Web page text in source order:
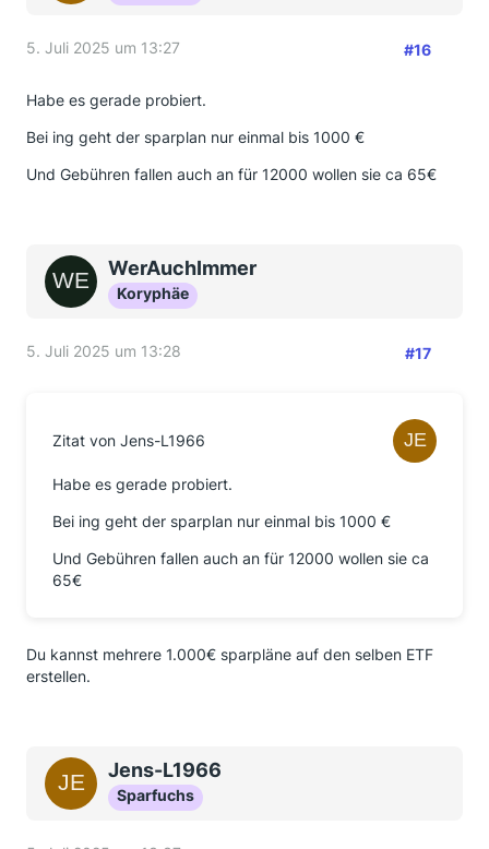
5. Juli 2025 um 13:27 #16
Habe es gerade probiert.
Bei ing geht der sparplan nur einmal bis 1000 €
Und Gebühren fallen auch an für 12000 wollen sie ca 65€
WerAuchImmer
Koryphäe
5. Juli 2025 um 13:28 #17
Zitat von Jens-L1966
Habe es gerade probiert.
Bei ing geht der sparplan nur einmal bis 1000 €
Und Gebühren fallen auch an für 12000 wollen sie ca
65€
Du kannst mehrere 1.000€ sparpläne auf den selben ETF
erstellen.
Jens-L1966
Sparfuchs